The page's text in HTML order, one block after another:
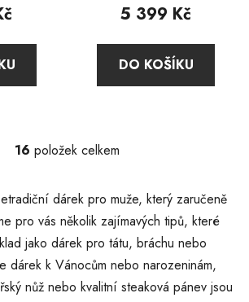
5 399 Kč
DO KOŠÍKU
O
l
á
d
a
c
í
16 položek celkem
dárek pro muže, který zaručeně
pro vás několik zajímavých tipů, které
jako dárek pro tátu, bráchu nebo
dárek k Vánocům nebo narozeninám,
nůž nebo kvalitní steaková pánev jsou